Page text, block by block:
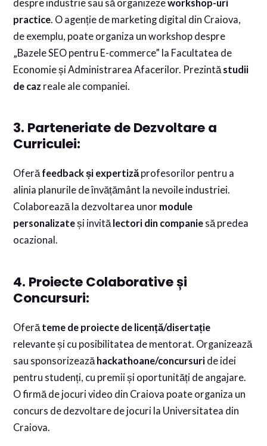
despre industrie sau să organizezeworkshop-uri
practice. O agenție de marketing digital din Craiova,
de exemplu, poate organiza un workshop despre
„Bazele SEO pentru E-commerce” la Facultatea de
Economie și Administrarea Afacerilor. Prezintăstudii
de caz reale ale companiei.
3. Parteneriate de Dezvoltare a
Curriculei:
Oferăfeedback și expertizăprofesorilor pentru a
alinia planurile de învățământ la nevoile industriei.
Colaborează la dezvoltarea unor module
personalizateși invită lectori din companie să predea
ocazional.
4. Proiecte Colaborative și
Concursuri:
Oferă teme de proiecte de licență/disertație
relevante și cu posibilitatea de mentorat. Organizează
sau sponsorizează hackathoane/concursuri de idei
pentru studenți, cu premii și oportunități de angajare.
O firmă de jocuri video din Craiova poate organiza un
concurs de dezvoltare de jocuri la Universitatea din
Craiova.